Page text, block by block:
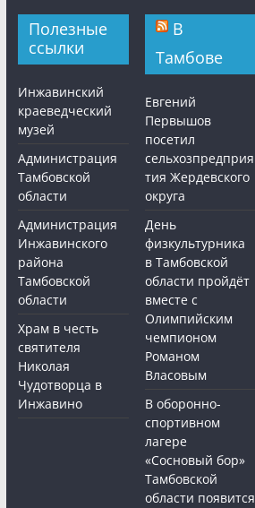
Полезные
ссылки
Инжавинский
краеведческий
музей
Администрация
Тамбовской
области
Администрация
Инжавинского
района
Тамбовской
области
Храм в честь
святителя
Николая
Чудотворца в
Инжавино
В
Тамбове
Евгений
Первышов
посетил
сельхозпредприя
тия Жердевского
округа
День
физкультурника
в Тамбовской
области пройдёт
вместе с
Олимпийским
чемпионом
Романом
Власовым
В оборонно-
спортивном
лагере
«Сосновый бор»
Тамбовской
области появится